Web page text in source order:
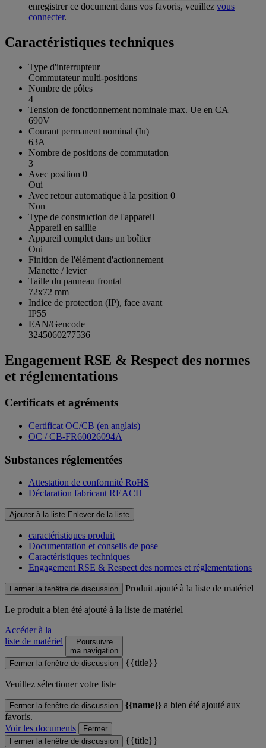
enregistrer ce document dans vos favoris, veuillez vous
connecter.
Caractéristiques techniques
Type d'interrupteur
Commutateur multi-positions
Nombre de pôles
4
Tension de fonctionnement nominale max. Ue en CA
690V
Courant permanent nominal (Iu)
63A
Nombre de positions de commutation
3
Avec position 0
Oui
Avec retour automatique à la position 0
Non
Type de construction de l'appareil
Appareil en saillie
Appareil complet dans un boîtier
Oui
Finition de l'élément d'actionnement
Manette / levier
Taille du panneau frontal
72x72 mm
Indice de protection (IP), face avant
IP55
EAN/Gencode
3245060277536
Engagement RSE & Respect des normes
et réglementations
Certificats et agréments
Certificat OC/CB (en anglais)
OC / CB-FR60026094A
Substances réglementées
Attestation de conformité RoHS
Déclaration fabricant REACH
Ajouter à la liste Enlever de la liste
caractéristiques produit
Documentation et conseils de pose
Caractéristiques techniques
Engagement RSE & Respect des normes et réglementations
Fermer la fenêtre de discussion Produit ajouté à la liste de matériel
Le produita bien été ajouté à la liste de matériel
Accéder à la
liste de matériel
Poursuivre
ma navigation
Fermer la fenêtre de discussion
{{title}}
Veuillez sélectioner votre liste
Fermer la fenêtre de discussion {{name}} a bien été ajouté aux
favoris.
Voir les documents
Fermer
Fermer la fenêtre de discussion
{{title}}